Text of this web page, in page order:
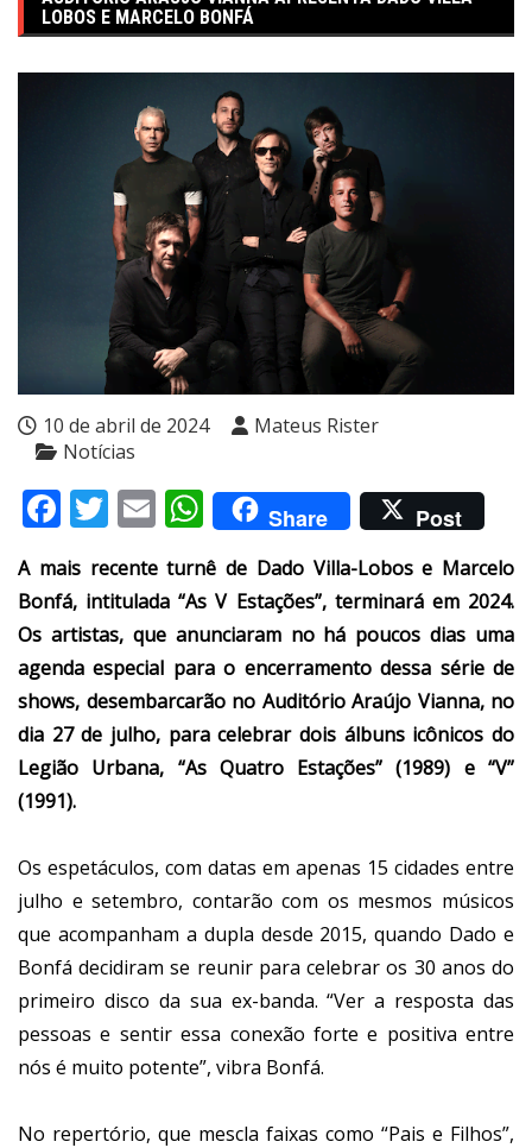
LOBOS E MARCELO BONFÁ
10 de abril de 2024
Mateus Rister
Notícias
Facebook
Twitter
EmailWhatsApp
Share Post
A mais recente turnê de Dado Villa-Lobos e Marcelo
Bonfá, intitulada “As V Estações”, terminará em 2024.
Os artistas, que anunciaram no há poucos dias uma
agenda especial para o encerramento dessa série de
shows, desembarcarão no Auditório Araújo Vianna, no
dia 27 de julho, para celebrar dois álbuns icônicos do
Legião Urbana, “As Quatro Estações” (1989) e “V”
(1991).
Os espetáculos, com datas em apenas 15 cidades entre
julho e setembro, contarão com os mesmos músicos
que acompanham a dupla desde 2015, quando Dado e
Bonfá decidiram se reunir para celebrar os 30 anos do
primeiro disco da sua ex-banda. “Ver a resposta das
pessoas e sentir essa conexão forte e positiva entre
nós é muito potente”, vibra Bonfá.
No repertório, que mescla faixas como “Pais e Filhos”,